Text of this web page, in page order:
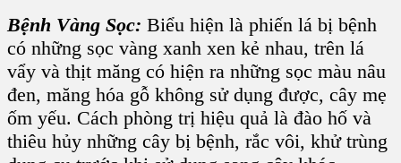
Bệnh Vàng Sọc: Biểu hiện là phiến lá bị bệnh
có những sọc vàng xanh xen kẻ nhau, trên lá
vẩy và thịt măng có hiện ra những sọc màu nâu
đen, măng hóa gỗ không sử dụng được, cây mẹ
ốm yếu. Cách phòng trị hiệu quả là đào hố và
thiêu hủy những cây bị bệnh, rắc vôi, khử trùng